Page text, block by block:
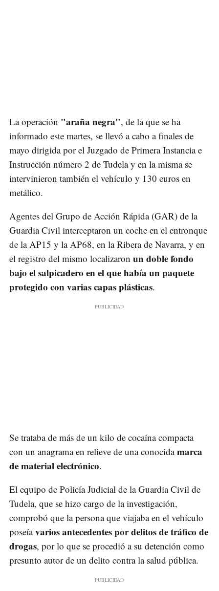
La operación "araña negra", de la que se ha
informado este martes, se llevó a cabo a finales de
mayo dirigida por el Juzgado de Primera Instancia e
Instrucción número 2 de Tudela y en la misma se
intervinieron también el vehículo y 130 euros en
metálico.
Agentes del Grupo de Acción Rápida (GAR) de la
Guardia Civil interceptaron un coche en el entronque
de la AP15 y la AP68, en la Ribera de Navarra, y en
el registro del mismo localizaron un doble fondo
bajo el salpicadero en el que había un paquete
protegido con varias capas plásticas.
Se trataba de más de un kilo de cocaína compacta
con un anagrama en relieve de una conocidamarca
de material electrónico.
El equipo de Policía Judicial de la Guardia Civil de
Tudela, que se hizo cargo de la investigación,
comprobó que la persona que viajaba en el vehículo
poseíavarios antecedentes por delitos de tráfico de
drogas, por lo que se procedió a su detención como
presunto autor de un delito contra la salud pública.